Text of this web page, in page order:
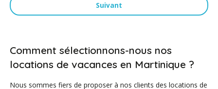
Suivant
Comment sélectionnons-nous nos
locations de vacances en Martinique ?
Nous sommes fiers de proposer à nos clients des locations de